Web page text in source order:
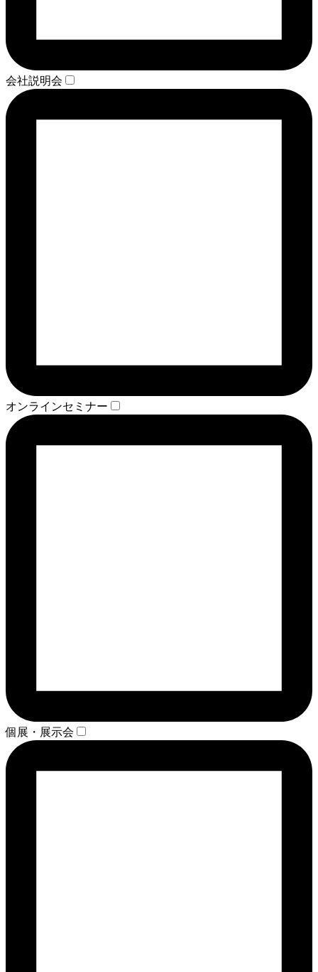
会社説明会
オンラインセミナー
個展・展示会